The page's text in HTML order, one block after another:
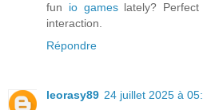
fun io gameslately?
interaction.
Répondre
leorasy89 24 juillet 2025 à